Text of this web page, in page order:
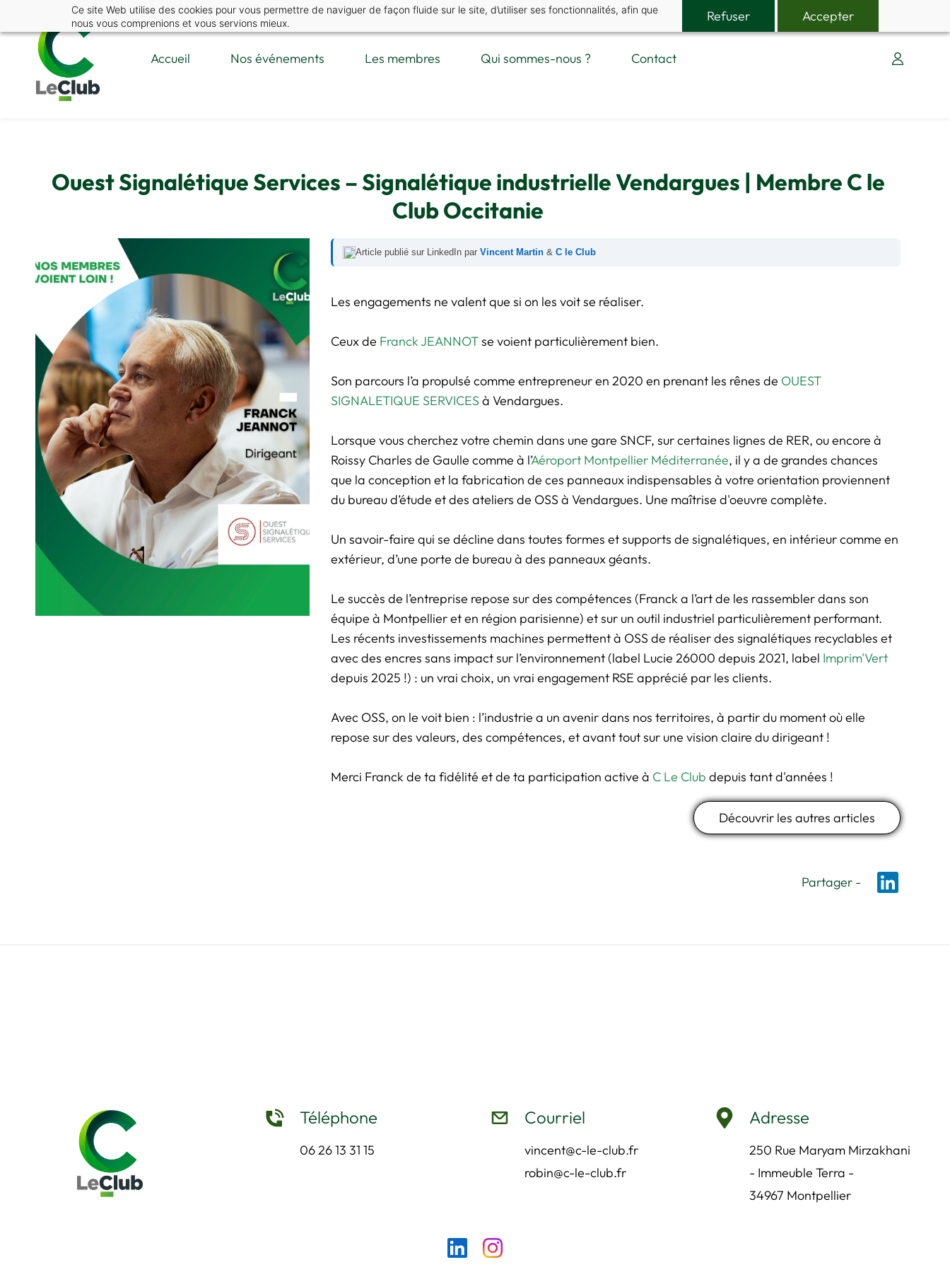
Ce site Web utilise des cookies pour vous permettre de naviguer de façon fluide sur le site, d’utiliser ses fonctionnalités, afin que
nous vous comprenions et vous servions mieux.
Refuser Accepter
to
content
Accueil Nos événements Les membres Qui sommes-nous ? Contact
Ouest Signalétique Services – Signalétique industrielle Vendargues | Membre C le
Club Occitanie
Article publié sur LinkedIn par Vincent Martin& C le Club
Les engagements ne valent que si on les voit se réaliser.
Ceux de Franck JEANNOTse voient particulièrement bien.
Son parcours l’a propulsé comme entrepreneur en 2020 en prenant les rênes de OUEST
SIGNALETIQUE SERVICES à Vendargues.
Lorsque vous cherchez votre chemin dans une gare SNCF, sur certaines lignes de RER, ou encore à
Roissy Charles de Gaulle comme à l’Aéroport Montpellier Méditerranée, il y a de grandes chances
que la conception et la fabrication de ces panneaux indispensables à votre orientation proviennent
du bureau d’étude et des ateliers de OSS à Vendargues. Une maîtrise d'oeuvre complète.
Un savoir-faire qui se décline dans toutes formes et supports de signalétiques, en intérieur comme en
extérieur, d’une porte de bureau à des panneaux géants.
Le succès de l’entreprise repose sur des compétences (Franck a l’art de les rassembler dans son
équipe à Montpellier et en région parisienne) et sur un outil industriel particulièrement performant.
Les récents investissements machines permettent à OSS de réaliser des signalétiques recyclables et
avec des encres sans impact sur l’environnement (label Lucie 26000 depuis 2021, label Imprim'Vert
depuis 2025 !) : un vrai choix, un vrai engagement RSE apprécié par les clients.
Avec OSS, on le voit bien : l’industrie a un avenir dans nos territoires, à partir du moment où elle
repose sur des valeurs, des compétences, et avant tout sur une vision claire du dirigeant !
Merci Franck de ta fidélité et de ta participation active à C Le Club depuis tant d'années !
Découvrir les autres articles
Partager -
Téléphone
06 26 13 31 15
Courriel
vincent@c-le-club.fr
robin@c-le-club.fr
Adresse
250 Rue Maryam Mirzakhani
- Immeuble Terra -
34967 Montpellier